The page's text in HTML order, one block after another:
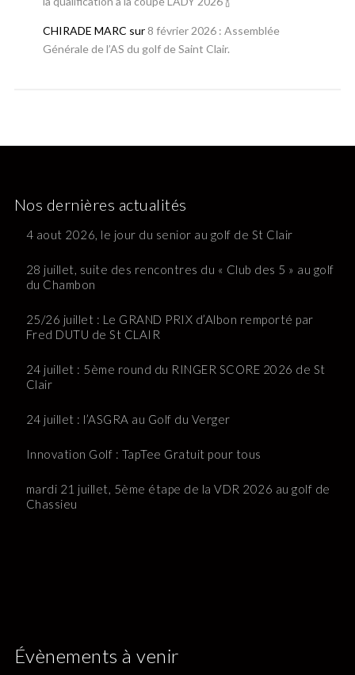
CHIRADE MARC sur 8 février 2026 : Assemblée
Générale de l’AS du golf de Saint Clair.
Nos dernières actualités
4 aout 2026, le jour du senior au golf de St Clair
28 juillet, suite des rencontres du « Club des 5 » au golf
du Chambon
25/26 juillet : Le GRAND PRIX d’Albon remporté par
Fred DUTU de St CLAIR
24 juillet : 5ème round du RINGER SCORE 2026 de St
Clair
24 juillet : l’ASGRA au Golf du Verger
Innovation Golf : TapTee Gratuit pour tous
mardi 21 juillet, 5ème étape de la VDR 2026 au golf de
Chassieu
Évènements à venir